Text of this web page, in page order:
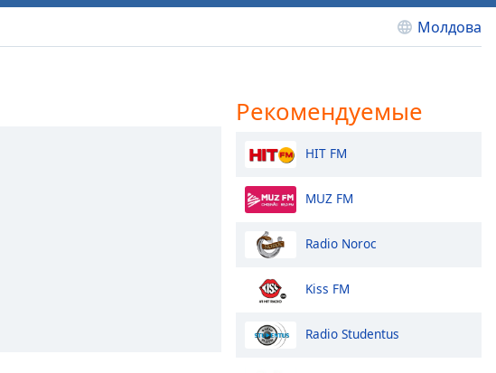
Молдова
Рекомендуемые
HIT FM
MUZ FM
Radio Noroc
Kiss FM
Radio Studentus